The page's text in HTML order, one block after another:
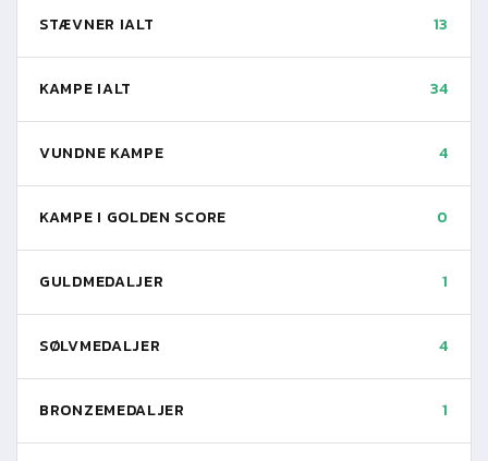
STÆVNER IALT 13
KAMPE IALT 34
VUNDNE KAMPE 4
KAMPE I GOLDEN SCORE 0
GULDMEDALJER 1
SØLVMEDALJER 4
BRONZEMEDALJER 1